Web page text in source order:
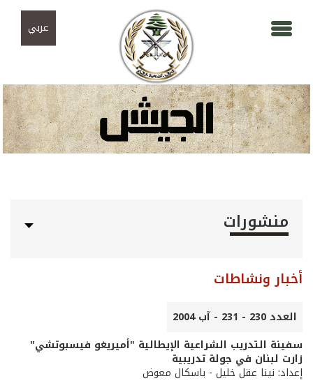
عربي
منشورات
أخبار ونشاطات
العدد 230 - 231 - آب 2004
سفينة التدريب الشراعية الإيطالية "أميريغو فيسبوتشي"
زارت لبنان في جولة تدريبية
إعداد: نينا عقل خليل - باسكال معوض